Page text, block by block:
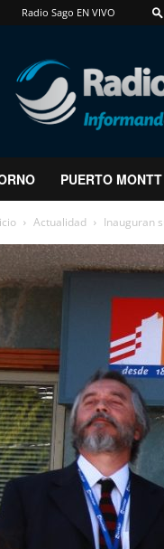
Radio Sago EN VIVO
RadioSago
PUERTO MONTT
Actualidad Inauguran